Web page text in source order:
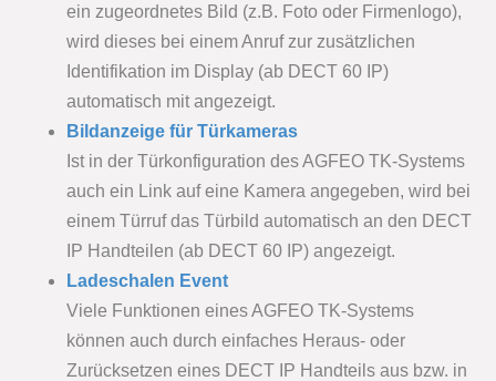
ein zugeordnetes Bild (z.B. Foto oder Firmenlogo),
wird dieses bei einem Anruf zur zusätzlichen
Identifikation im Display (ab DECT 60 IP)
automatisch mit angezeigt.
Bildanzeige für Türkameras
Ist in der Türkonfiguration des AGFEO TK-Systems
auch ein Link auf eine Kamera angegeben, wird bei
einem Türruf das Türbild automatisch an den DECT
IP Handteilen (ab DECT 60 IP) angezeigt.
Ladeschalen Event
Viele Funktionen eines AGFEO TK-Systems
können auch durch einfaches Heraus- oder
Zurücksetzen eines DECT IP Handteils aus bzw. in